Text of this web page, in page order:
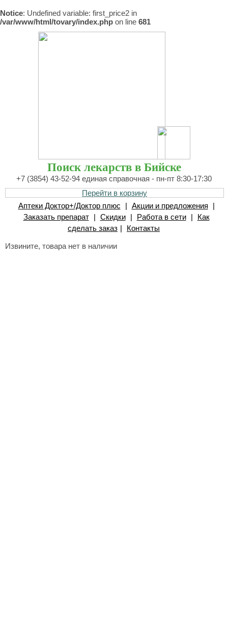
Notice: Undefined variable: first_price2 in
/var/www/html/tovary/index.php on line 681
Поиск лекарств в Бийске
+7 (3854) 43-52-94 единая справочная - пн-пт 8:30-17:30
Перейти в корзину
Аптеки Доктор+/Доктор плюс
| Акции и предложения
|
Заказать препарат
| Скидки | Работа в сети |
Как
сделать заказ | Контакты
Извините, товара нет в наличии